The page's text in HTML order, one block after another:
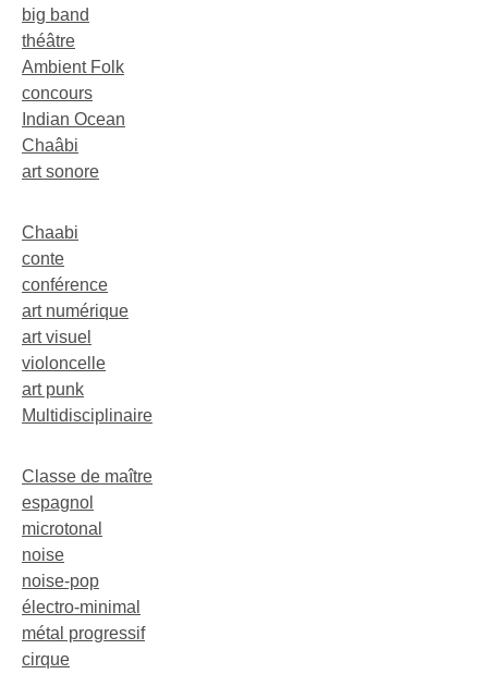
big band
théâtre
Ambient Folk
concours
Indian Ocean
Chaâbi
art sonore
Chaabi
conte
conférence
art numérique
art visuel
violoncelle
art punk
Multidisciplinaire
Classe de maître
espagnol
microtonal
noise
noise-pop
électro-minimal
métal progressif
cirque